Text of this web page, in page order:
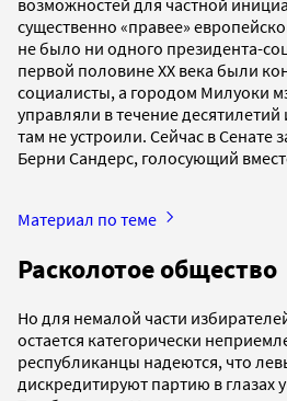
существенно «правее»
не было ни одного президента-
первой половине XX века были
социалисты, а городом Милуоки
управляли в течение
там не устроили. Сейчас в Сенате
Берни Сандерс, голосующий
Материал по теме
Расколотое общество
Но для немалой части
остается категорически
республиканцы надеются, что
дискредитируют партию в глазах